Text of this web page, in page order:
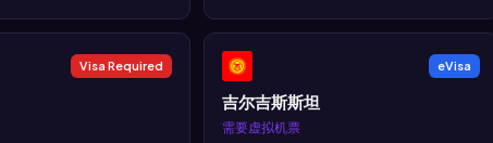
Visa Required eVisa
吉尔吉斯斯坦
需要虚拟机票